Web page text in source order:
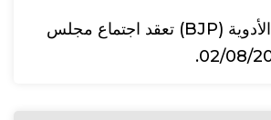
بيت جالا لصناعة الأدوية (BJP) تعقد اجتماع مجلس